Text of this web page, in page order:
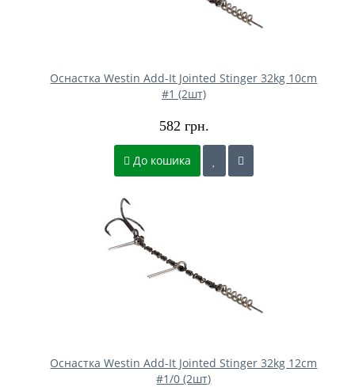
Оснастка Westin Add-It Jointed Stinger 32kg 10cm
#1 (2шт)
582 грн.
До кошика
Оснастка Westin Add-It Jointed Stinger 32kg 12cm
#1/0 (2шт)